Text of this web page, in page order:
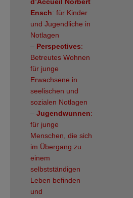
d’Accueil Norbert
Ensch: für Kinder
und Jugendliche in
Notlagen
– Perspectives:
Betreutes Wohnen
für junge
Erwachsene in
seelischen und
sozialen Notlagen
– Jugendwunnen:
für junge
Menschen, die sich
im Übergang zu
einem
selbstständigen
Leben befinden
und